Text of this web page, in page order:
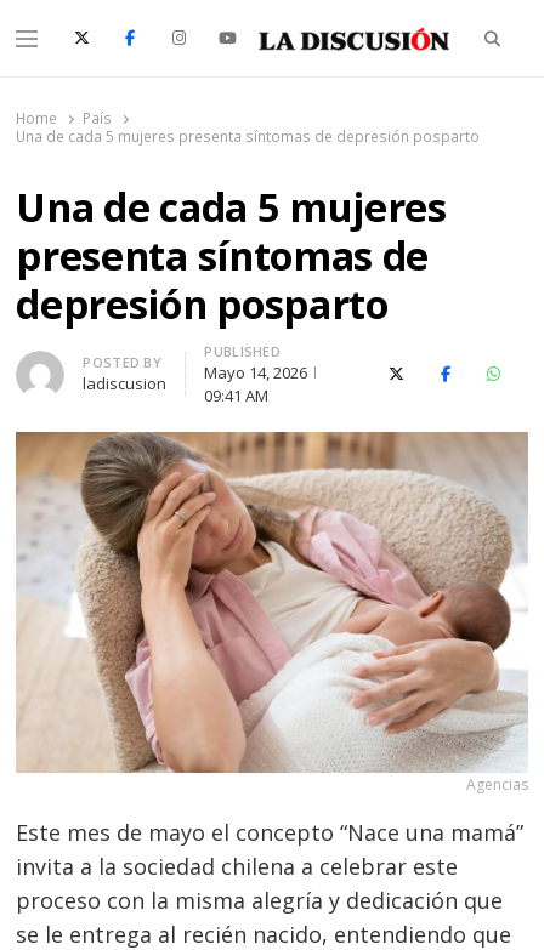
Menu
Home
País
Una de cada 5 mujeres presenta síntomas de depresión posparto
Una de cada 5 mujeres
presenta síntomas de
depresión posparto
Author
POSTED BY
ladiscusion
PUBLISHED
Mayo 14, 2026
09:41 AM
X (Twitter)Facebook
Agencias
Este mes de mayo el concepto “Nace una mamá”
invita a la sociedad chilena a celebrar este
proceso con la misma alegría y dedicación que
se le entrega al recién nacido, entendiendo que